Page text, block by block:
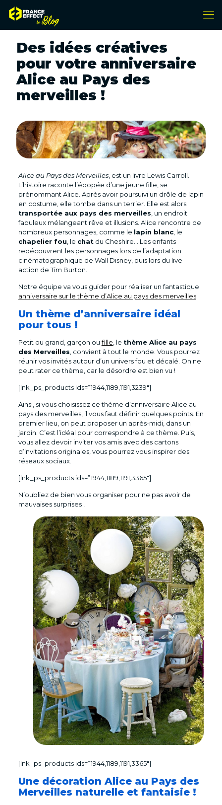
Des idées créatives
pour votre anniversaire
Alice au Pays des
merveilles !
Alice au Pays des Merveilles, est un livre Lewis Carroll.
L’histoire raconte l’épopée d’une jeune fille, se
prénommant Alice. Après avoir poursuivi un drôle de lapin
en costume, elle tombe dans un terrier. Elle est alors
transportée aux pays des merveilles, un endroit
fabuleux mélangeant rêve et illusions. Alice rencontre de
nombreux personnages, comme le lapin blanc, le
chapelier fou, le chatdu Cheshire… Les enfants
redécouvrent les personnages lors de l’adaptation
cinématographique de Wall Disney, puis lors du live
action de Tim Burton.
Notre équipe va vous guider pour réaliser un fantastique
anniversaire sur le thème d’Alice au pays des merveilles.
Un thème d’anniversaire idéal
pour tous !
Petit ou grand, garçon ou fille, le thème Alice au pays
des Merveilles, convient à tout le monde. Vous pourrez
réunir vos invités autour d’un univers fou et décalé. On ne
peut rater ce thème, car le désordre est bien vu !
[lnk_ps_products ids=”1944,1189,1191,3239″]
Ainsi, si vous choisissez ce thème d’anniversaire Alice au
pays des merveilles, il vous faut définir quelques points. En
premier lieu, on peut proposer un après-midi, dans un
jardin. C’est l’idéal pour correspondre à ce thème. Puis,
vous allez devoir inviter vos amis avec des cartons
d’invitations originales, vous pourrez vous inspirer des
réseaux sociaux.
[lnk_ps_products ids=”1944,1189,1191,3365″]
N’oubliez de bien vous organiser pour ne pas avoir de
mauvaises surprises !
[lnk_ps_products ids=”1944,1189,1191,3365″]
Une décoration Alice au Pays des
Merveilles naturelle et fantaisie !